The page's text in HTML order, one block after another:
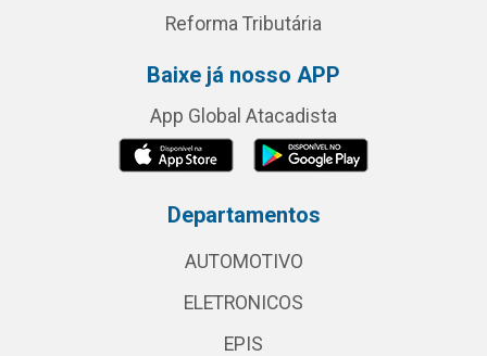
Reforma Tributária
Baixe já nosso APP
App Global Atacadista
Departamentos
AUTOMOTIVO
ELETRONICOS
EPIS